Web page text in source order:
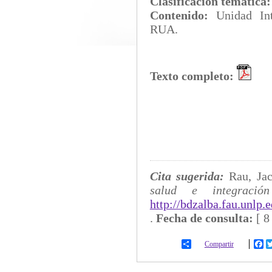
Contenido: Unidad
RUA.
Texto completo:
Cita sugerida:Rau,
salud e
http://
. Fecha de consulta: [ 8
Compartir